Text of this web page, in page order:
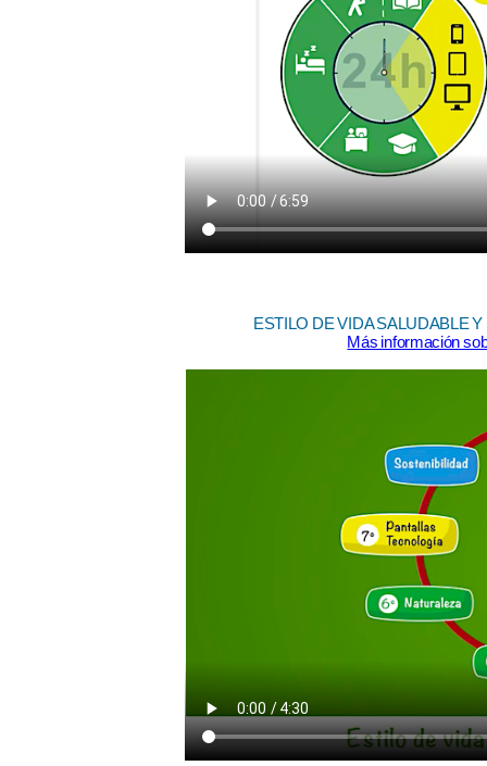
ESTILO DE VIDA SALUDABLE
Más información